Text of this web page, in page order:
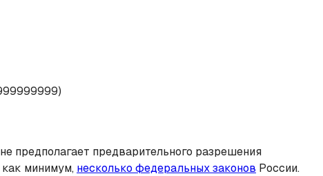
предполагает предварительного разрешения
как минимум, несколько федеральных законов России.